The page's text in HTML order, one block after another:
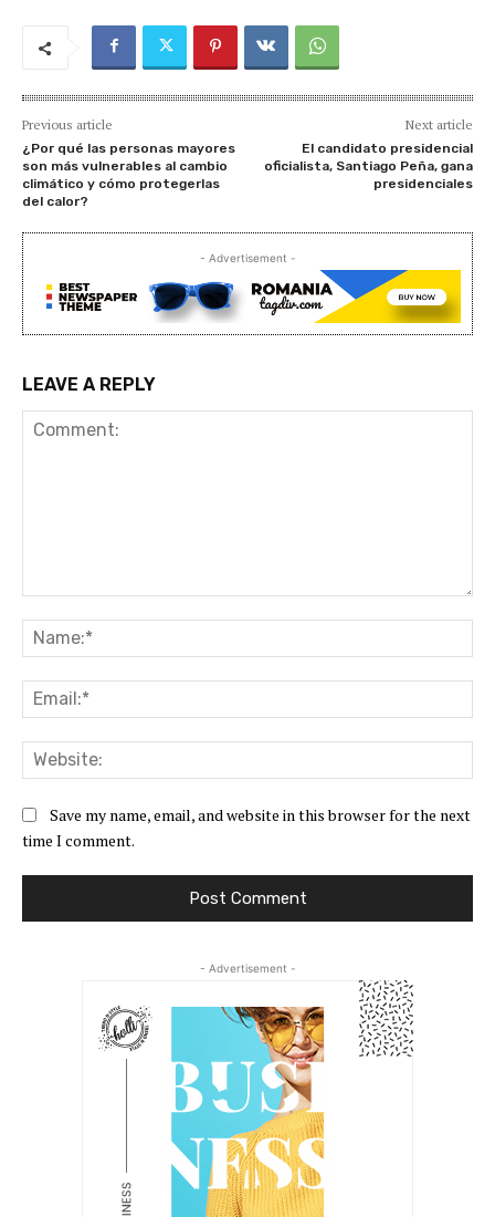
Previous article
¿Por qué las personas mayores
son más vulnerables al cambio
climático y cómo protegerlas
del calor?
Next article
El candidato presidencial
oficialista, Santiago Peña, gana
presidenciales
- Advertisement -
LEAVE A REPLY
Save my name, email, and website in this browser for the next
time I comment.
- Advertisement -